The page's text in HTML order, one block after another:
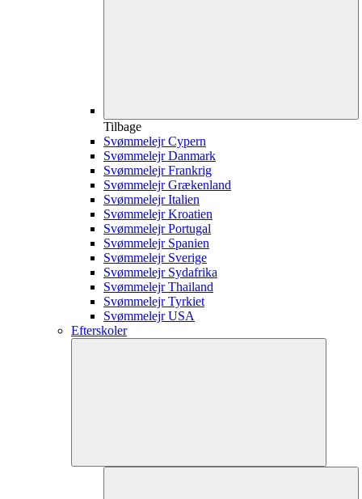
Tilbage
Svømmelejr Cypern
Svømmelejr Danmark
Svømmelejr Frankrig
Svømmelejr Grækenland
Svømmelejr Italien
Svømmelejr Kroatien
Svømmelejr Portugal
Svømmelejr Spanien
Svømmelejr Sverige
Svømmelejr Sydafrika
Svømmelejr Thailand
Svømmelejr Tyrkiet
Svømmelejr USA
Efterskoler